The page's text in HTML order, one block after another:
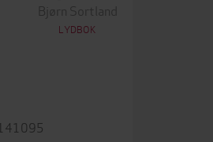
Bjørn Sortland
LYDBOK